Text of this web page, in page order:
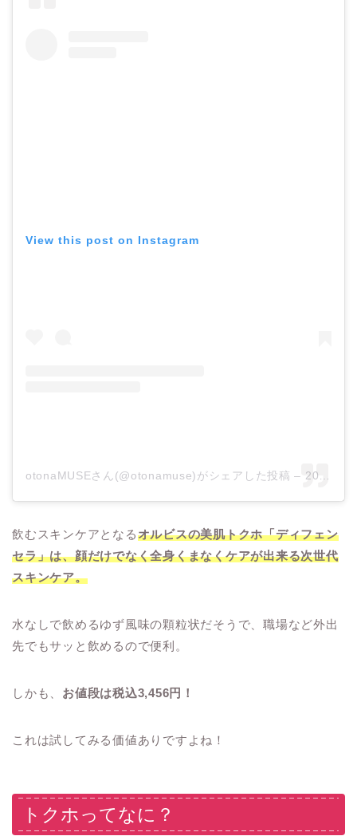
View this post on Instagram
otonaMUSEさん(@otonamuse)がシェアした投稿 – 2018年11月月18日午後2時04分PST
飲むスキンケアとなるオルビスの美肌トクホ「ディフェン
セラ」は、顔だけでなく全身くまなくケアが出来る次世代
スキンケア。
水なしで飲めるゆず風味の顆粒状だそうで、職場など外出
先でもサッと飲めるので便利。
しかも、 お値段は税込3,456円！
これは試してみる価値ありですよね！
トクホってなに？